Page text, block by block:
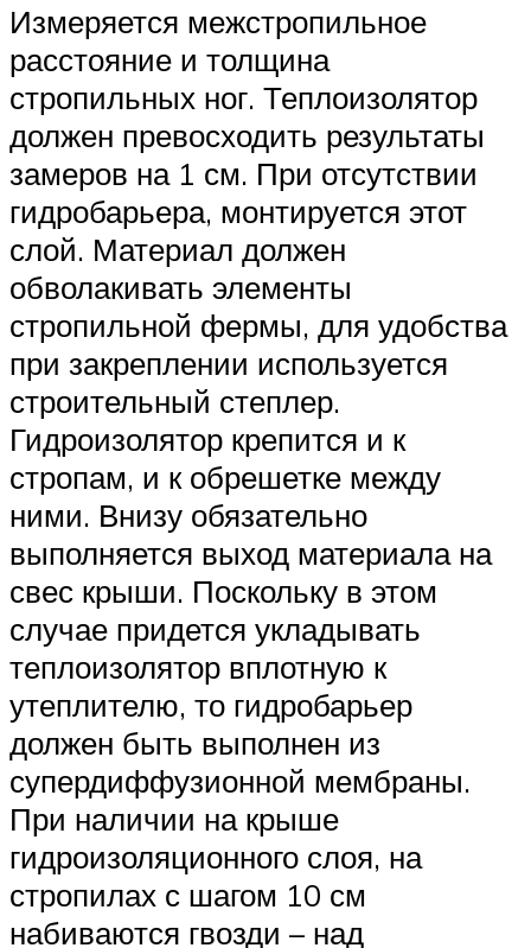
Измеряется межстропильное
расстояние и толщина
стропильных ног. Теплоизолятор
должен превосходить результаты
замеров на 1 см. При отсутствии
гидробарьера, монтируется этот
слой. Материал должен
обволакивать элементы
стропильной фермы, для удобства
при закреплении используется
строительный степлер.
Гидроизолятор крепится и к
стропам, и к обрешетке между
ними. Внизу обязательно
выполняется выход материала на
свес крыши. Поскольку в этом
случае придется укладывать
теплоизолятор вплотную к
утеплителю, то гидробарьер
должен быть выполнен из
супердиффузионной мембраны.
При наличии на крыше
гидроизоляционного слоя, на
стропилах с шагом 10 см
набиваются гвозди – над